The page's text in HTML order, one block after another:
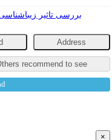
بررسی تاثیر
Address
recommend to see
×